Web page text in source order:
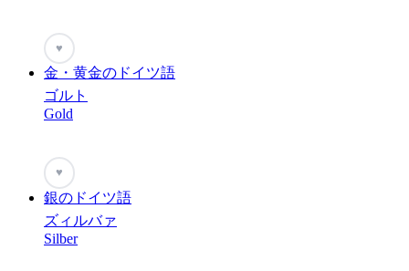
♥
金・黄金のドイツ語
ゴルト
Gold
♥
銀のドイツ語
ズィルバァ
Silber